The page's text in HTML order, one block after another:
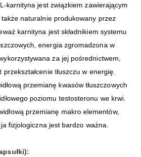
karnityna jest związkiem zawierającym
naturalnie produkowany przez
karnityna jest składnikiem systemu
energia zgromadzona w
za jej pośrednictwem,
tłuszczu w energię.
przemianę kwasów tłuszczowych
poziomu testosteronu we krwi.
przemianę makro elementów,
fizjologiczna jest bardzo ważna.